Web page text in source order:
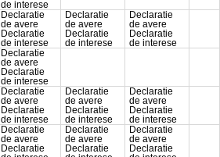
de interese
Declaratie
de avere
Declaratie
de interese
Declaratie
de avere
Declaratie
de interese
Declaratie
de avere
Declaratie
de interese
Declaratie
de avere
Declaratie
de interese
Declaratie
de avere
Declaratie
de interese
Declaratie
de avere
Declaratie
de interese
Declaratie
de avere
Declaratie
de interese
Declaratie
de avere
Declaratie
Declaratie
de avere
Declaratie
Declaratie
de avere
Declaratie